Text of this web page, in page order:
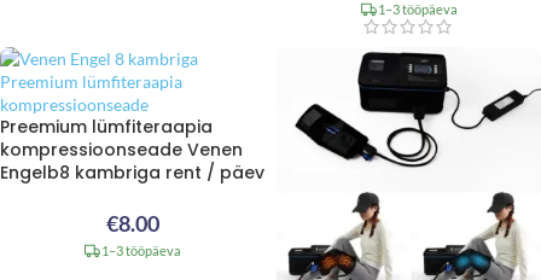
1–3 tööpäeva
Preemium lümfiteraapia
kompressioonseade Venen
Engelb8 kambriga rent / päev
€8.00
1–3 tööpäeva